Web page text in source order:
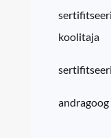
koolitaja
andragoog